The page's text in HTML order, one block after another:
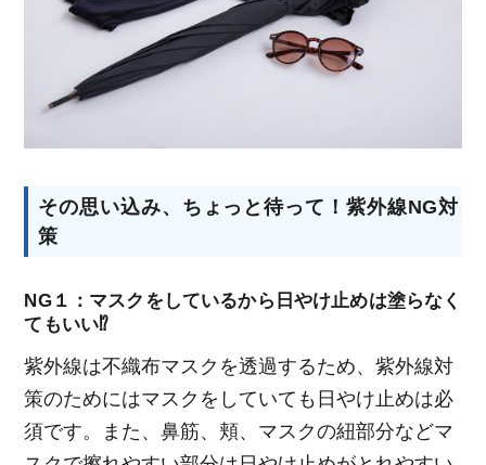
その思い込み、ちょっと待って！紫外線NG対
策
NG１：マスクをしているから日やけ止めは塗らなく
てもいい⁉
紫外線は不織布マスクを透過するため、紫外線対
策のためにはマスクをしていても日やけ止めは必
須です。また、鼻筋、頬、マスクの紐部分などマ